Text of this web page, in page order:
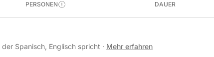
PERSONEN DAUER
Spanisch, Englisch spricht · Mehr erfahren